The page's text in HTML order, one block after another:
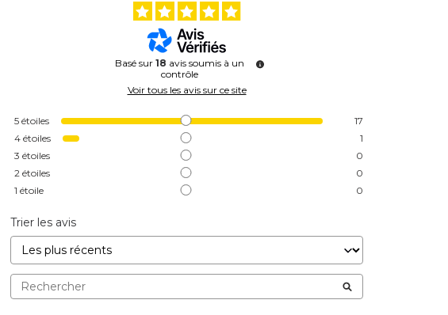
Basé sur 18 avis soumis à un
contrôle
Voir tous les avis sur ce site
5 étoiles
17
4 étoiles
1
3 étoiles
0
2 étoiles
0
1 étoile 0
Trier les avis